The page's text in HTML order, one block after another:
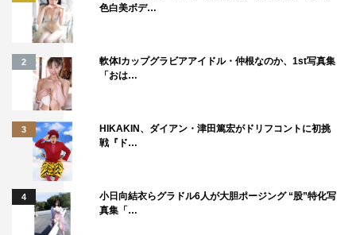
色白美ボデ…
2
軟体Iカップグラビアアイドル・仲根なのか、1st写真集
「おは…
3
HIKAKIN、ダイアン・津田篤宏がドリフコントに初挑
戦『ド…
4
小日向結衣らグラドル6人が大胆ポージング “股”特化写
真集「…